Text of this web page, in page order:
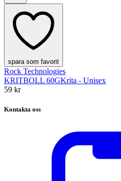
spara som favorit
Rock Technologies
KRITBOLL 60GKrita - Unisex
59 kr
Kontakta oss